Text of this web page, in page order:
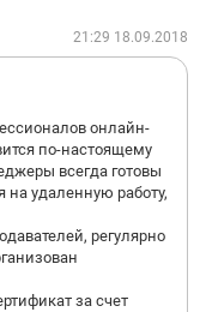
21:29 18.09.2018
онлайн-
по-настоящему
всегда готовы
удаленную работу,
регулярно
за счет